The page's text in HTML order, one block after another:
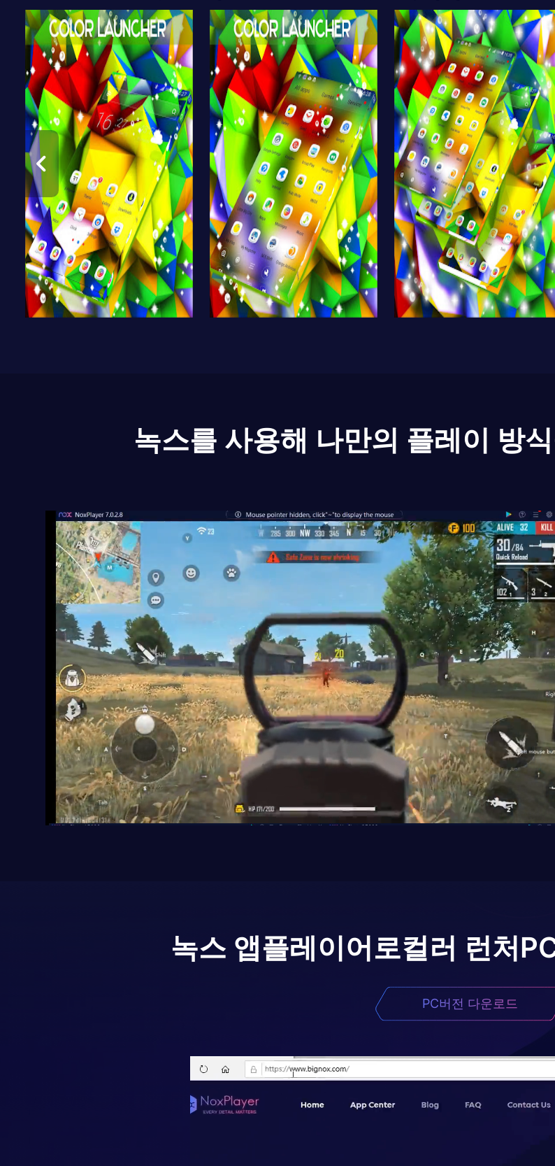
녹스를 사용해 나만의 플레이 방
녹스 앱플레이어로컬러 런처
PC버전 다운로드